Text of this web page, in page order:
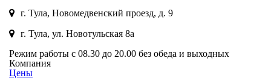
г. Тула, Новомедвенский проезд, д. 9
г. Тула, ул. Новотульская 8а
Режим работы с 08.30 до 20.00 без обеда и выходных
Компания
Цены